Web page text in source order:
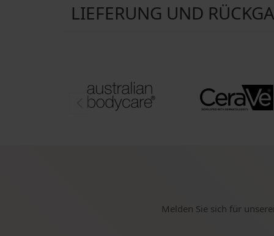
LIEFERUNG UND
Melden Sie sich für